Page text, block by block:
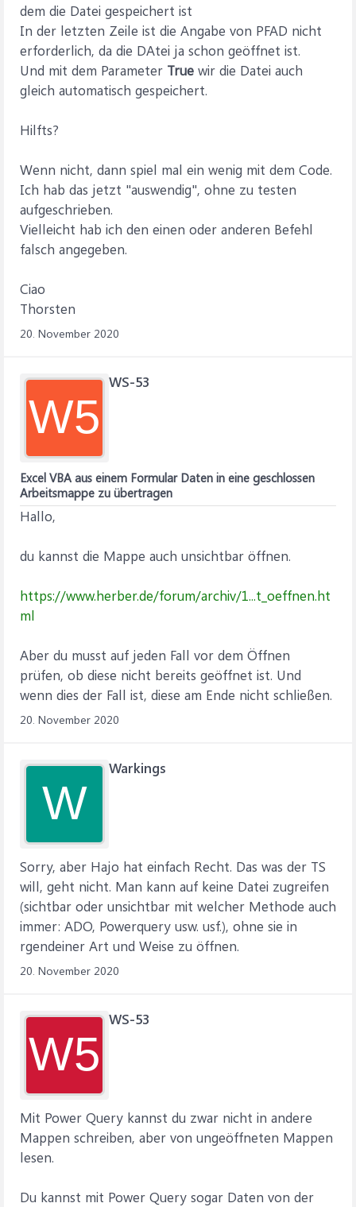
dem die Datei gespeichert ist
In der letzten Zeile ist die Angabe von PFAD nicht
erforderlich, da die DAtei ja schon geöffnet ist.
Und mit dem Parameter True wir die Datei auch
gleich automatisch gespeichert.
Hilfts?
Wenn nicht, dann spiel mal ein wenig mit dem Code.
Ich hab das jetzt "auswendig", ohne zu testen
aufgeschrieben.
Vielleicht hab ich den einen oder anderen Befehl
falsch angegeben.
Ciao
Thorsten
20. November 2020
W5
WS-53
Excel VBA aus einem Formular Daten in eine geschlossen
Arbeitsmappe zu übertragen
Hallo,
du kannst die Mappe auch unsichtbar öffnen.
https://www.herber.de/forum/archiv/1...t_oeffnen.ht
ml
Aber du musst auf jeden Fall vor dem Öffnen
prüfen, ob diese nicht bereits geöffnet ist. Und
wenn dies der Fall ist, diese am Ende nicht schließen.
20. November 2020
W
Warkings
Sorry, aber Hajo hat einfach Recht. Das was der TS
will, geht nicht. Man kann auf keine Datei zugreifen
(sichtbar oder unsichtbar mit welcher Methode auch
immer: ADO, Powerquery usw. usf.), ohne sie in
rgendeiner Art und Weise zu öffnen.
20. November 2020
W5
WS-53
Mit Power Query kannst du zwar nicht in andere
Mappen schreiben, aber von ungeöffneten Mappen
lesen.
Du kannst mit Power Query sogar Daten von der